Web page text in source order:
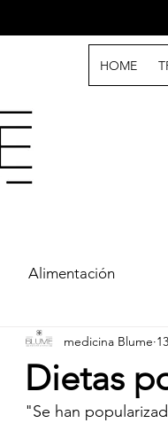
HOME
Alimentación
Dietas
medicina Blume
"Se han